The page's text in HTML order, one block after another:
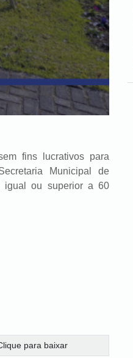
fins lucrativos para
Municipal de
igual ou superior a 60
para baixar